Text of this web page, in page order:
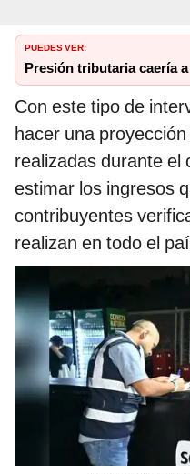
PUEDES VER:
Presión tributaria caería
Con este tipo de
hacer una
realizadas durante el
estimar los ingresos
contribuyentes
realizan en todo el